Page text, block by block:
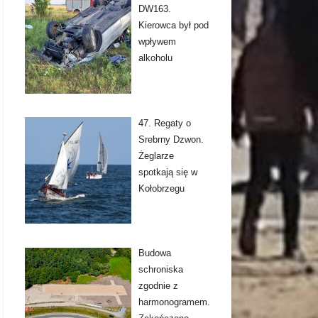
DW163.
Kierowca był pod
wpływem
alkoholu
47. Regaty o
Srebrny Dzwon.
Żeglarze
spotkają się w
Kołobrzegu
Budowa
schroniska
zgodnie z
harmonogramem.